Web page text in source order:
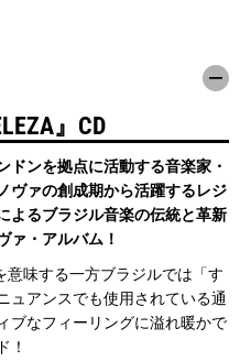
』CD
ドンを拠点に活動する音楽家・
ヴァの創成期から活躍するレジ
よるブラジル音楽の伝統と革新
ァ・アルバム！
意味する一方ブラジルでは「す
ュアンスでも使用されている通
ブなフィーリングに溢れ暖かで
！